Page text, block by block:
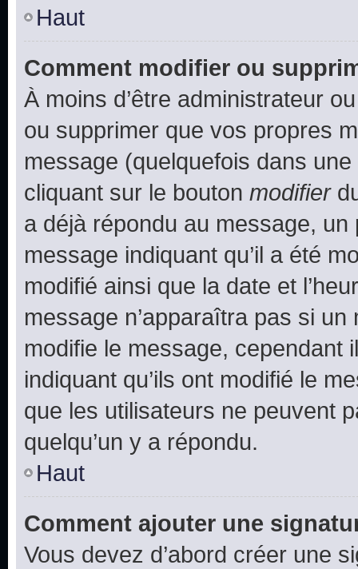
Haut
Comment modifier ou
À moins d’être administrateur
ou supprimer que vos propres
message (quelquefois dans
cliquant sur le bouton modifier
a déjà répondu au message, un
message indiquant qu’il a été
modifié ainsi que la date et
message n’apparaîtra pas si
modifie le message, cependant
indiquant qu’ils ont modifié le
que les utilisateurs ne peuvent
quelqu’un y a répondu.
Haut
Comment ajouter une
Vous devez d’abord créer une